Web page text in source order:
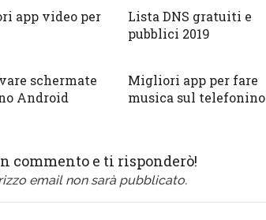
app video per
Lista DNS gratuiti e
pubblici 2019
schermate
Android
Migliori app per fare
musica sul telefonino
commento e ti risponderò!
email non sarà pubblicato.